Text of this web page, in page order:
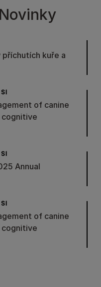
příchutích kuře a
of canine
cognitive
Annual
of canine
cognitive